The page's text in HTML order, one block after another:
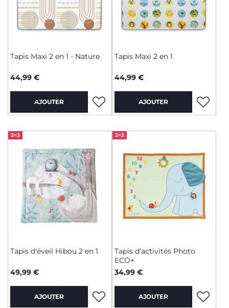
Tapis Maxi 2 en 1 - Nature
44,99 €
AJOUTER
Tapis Maxi 2 en 1
44,99 €
AJOUTER
2=3
Tapis d'éveil Hibou 2 en 1
49,99 €
AJOUTER
2=3
Tapis d'activités Photo
ECO+
34,99 €
AJOUTER